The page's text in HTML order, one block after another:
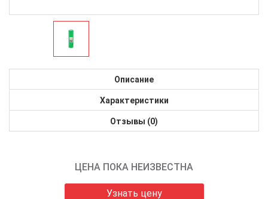
Описание
Характеристики
Отзывы (0)
ЦЕНА ПОКА НЕИЗВЕСТНА
Узнать цену